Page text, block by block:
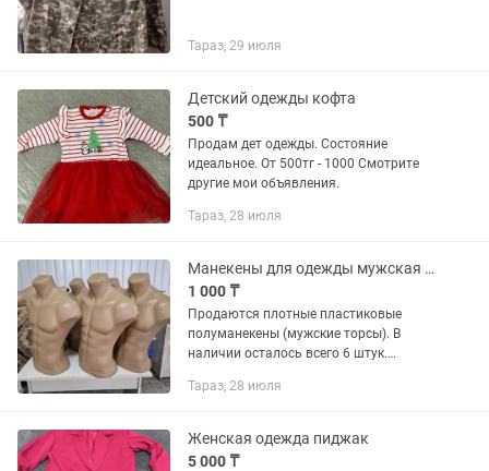
Тараз, 29 июля
Детский одежды кофта
500 ₸
Продам дет одежды. Состояние
идеальное. От 500тг - 1000 Смотрите
другие мои объявления.
Тараз, 28 июля
Манекены для одежды мужская 6 ШТУК
1 000 ₸
Продаются плотные пластиковые
полуманекены (мужские торсы). В
наличии осталось всего 6 штук.
трещин и царапин. Отличная вещь для
Тараз, 28 июля
Женская одежда пиджак
5 000 ₸